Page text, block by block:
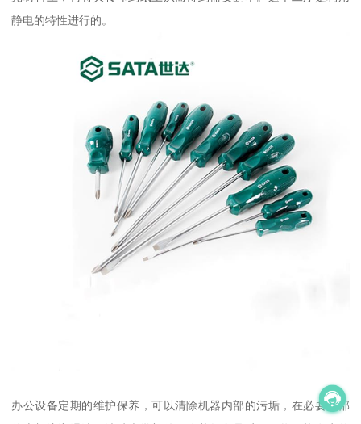
静电的特性进行的。
办公设备定期的维护保养，可以清除机器内部的污垢，在必要的部